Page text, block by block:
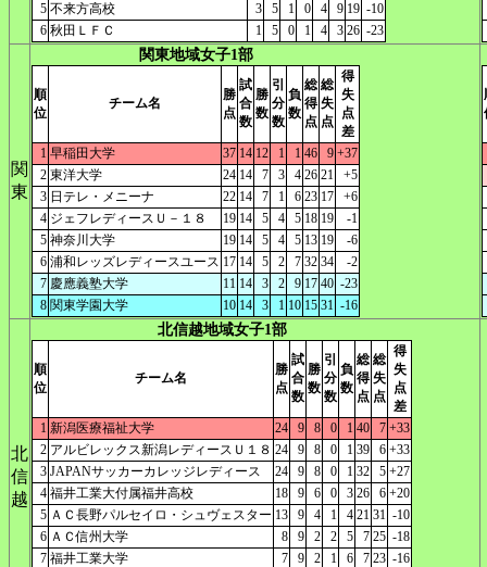
5 不来方高校 3 5 1 0 4 9 19 -10
6 秋田ＬＦＣ 1 5 0 1 4 3 26 -23
関
東
関東地域女子1部
順
位
チーム名
勝
点
試
合
数
勝
数
引
分
数
負
数
総
得
点
総
失
点
得
失
点
差
1 早稲田大学 37 14 12 1 1 46 9 +37
2 東洋大学 24 14 7 3 4 26 21
+5
3 日テレ・メニーナ 22 14 7 1 6 23 17
+6
4 ジェフレディースＵ－１８ 19 14 5 4 5 18 19
-1
5 神奈川大学 19 14 5 4 5 13 19
-6
6 浦和レッズレディースユース 17 14 5 2 7 32 34
-2
7 慶應義塾大学 11 14 3 2 9 17 40 -23
8 関東学園大学 10 14 3 1 10 15 31 -16
北
信
越
北信越地域女子1部
順
位
チーム名
勝
点
試
合
数
勝
数
引
分
数
負
数
総
得
点
総
失
点
得
失
点
差
1 新潟医療福祉大学 24 9 8 0 1 40 7 +33
2 アルビレックス新潟レディースＵ１８ 24 9 8 0 1 39 6 +33
3 JAPANサッカーカレッジレディース 24 9 8 0 1 32 5 +27
4 福井工業大付属福井高校 18 9 6 0 3 26 6 +20
5 ＡＣ長野パルセイロ・シュヴェスター 13 9 4 1 4 21 31 -10
6 ＡＣ信州大学 8 9 2 2 5 7 25 -18
7 福井工業大学 7 9 2 1 6 7 23 -16